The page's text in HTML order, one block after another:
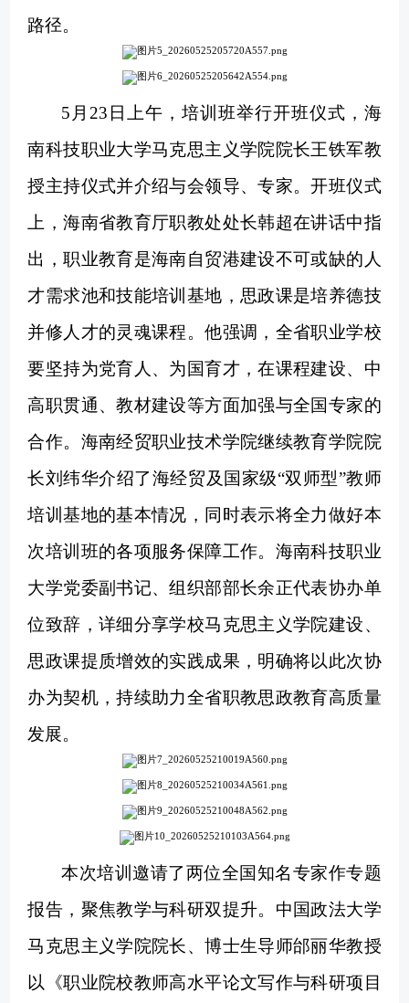
路径。
5月23日上午，培训班举行开班仪式，海
南科技职业大学马克思主义学院院长王铁军教
授主持仪式并介绍与会领导、专家。开班仪式
上，海南省教育厅职教处处长韩超在讲话中指
出，职业教育是海南自贸港建设不可或缺的人
才需求池和技能培训基地，思政课是培养德技
并修人才的灵魂课程。他强调，全省职业学校
要坚持为党育人、为国育才，在课程建设、中
高职贯通、教材建设等方面加强与全国专家的
合作。海南经贸职业技术学院继续教育学院院
长刘纬华介绍了海经贸及国家级“双师型”教师
培训基地的基本情况 ， 同时表示将全力做好本
次培训班的各项服务保障工作。 海南科技职业
大学党委副书记、组织部部长余正代表协办单
位致辞，详细分享学校马克思主义学院建设、
思政课提质增效的实践成果，明确将以此次协
办为契机，持续助力全省职教思政教育高质量
发展。
本次培训邀请了两位全国知名专家作专题
报告，聚焦教学与科研双提升。中国政法大学
马克思主义学院院长、博士生导师邰丽华教授
以《职业院校教师高水平论文写作与科研项目